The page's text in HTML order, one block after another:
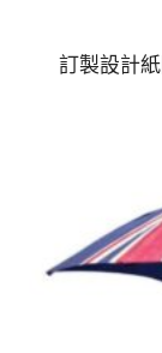
訂製設計